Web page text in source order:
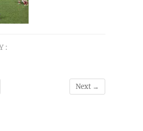
:
Next →